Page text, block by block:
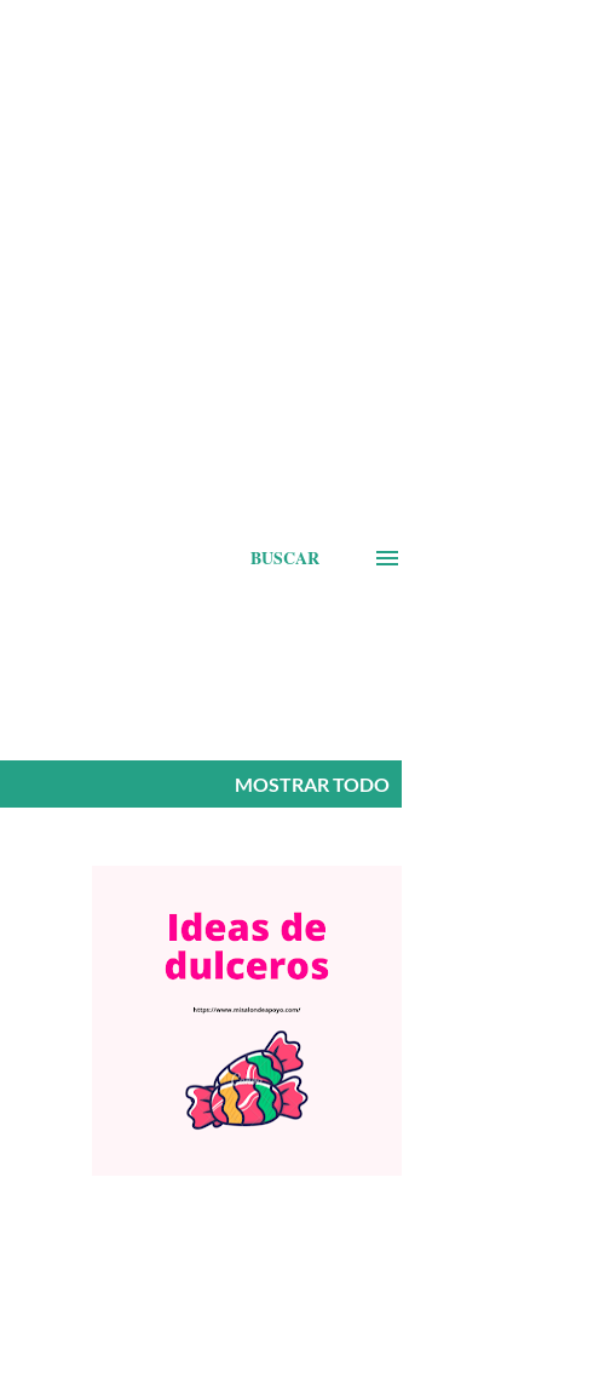
BUSCAR
MOSTRAR TODO